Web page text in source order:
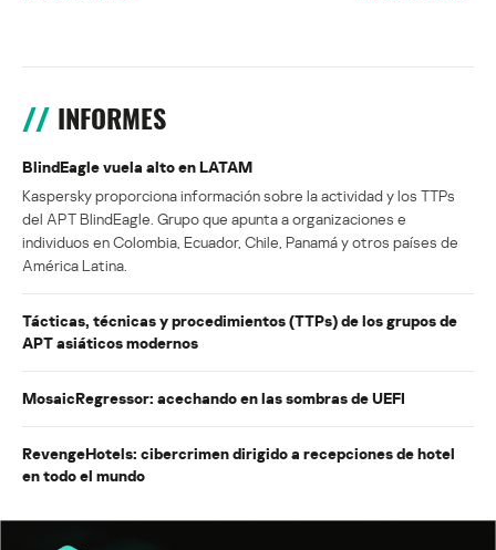
INFORMES
BlindEagle vuela alto en LATAM
Kaspersky proporciona información sobre la actividad y los TTPs
del APT BlindEagle. Grupo que apunta a organizaciones e
individuos en Colombia, Ecuador, Chile, Panamá y otros países de
América Latina.
Tácticas, técnicas y procedimientos (TTPs) de los grupos de
APT asiáticos modernos
MosaicRegressor: acechando en las sombras de UEFI
RevengeHotels: cibercrimen dirigido a recepciones de hotel
en todo el mundo